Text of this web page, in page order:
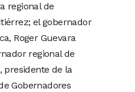
regional de
el gobernador
Roger Guevara
regional de
presidente de la
Gobernadores